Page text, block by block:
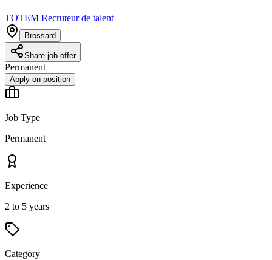
TOTEM Recruteur de talent
Brossard
Share job offer
Permanent
Apply on position
Job Type
Permanent
Experience
2 to 5 years
Category